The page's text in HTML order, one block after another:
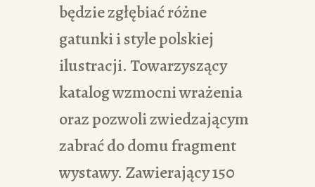
będzie zgłębiać różne
gatunki i style polskiej
ilustracji. Towarzyszący
katalog wzmocni wrażenia
oraz pozwoli zwiedzającym
zabrać do domu fragment
wystawy. Zawierający 150